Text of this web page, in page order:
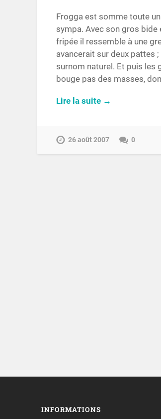
Frogga est somme toute
sympa. Avec son gros bide
fripée il ressemble à une
avancerait sur deux pattes ;
surnom naturel. Et puis les
bouge pas des masses,
Lire la suite →
26 août 2007 0
INFORMATIONS